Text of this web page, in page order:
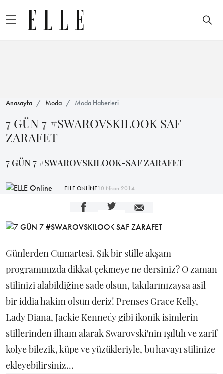
Anasayfa Moda Moda Haberleri
7 GÜN 7 #SWAROVSKILOOK SAF
ZARAFET
7 GÜN 7 #SWAROVSKILOOK-SAF ZARAFET
ELLE ONLİNE10 Nisan 2014
Günlerden Cumartesi. Şık bir stille akşam
programınızda dikkat çekmeye ne dersiniz? O zaman
stilinizi alabildiğine sade olsun, takılarınızaysa asil
bir iddia hakim olsun deriz! Prenses Grace Kelly,
Lady Diana, Jackie Kennedy gibi ikonik isimlerin
stillerinden ilham alarak Swarovski'nin ışıltılı ve zarif
kolye bilezik, küpe ve yüzükleriyle, bu havayı stilinize
ekleyebilirsiniz...